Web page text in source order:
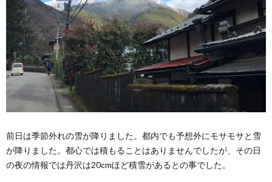
前日は季節外れの雪が降りました。都内でも予想外にモサモサと雪
が降りました。都心では積もることはありませんでしたが、その日
の夜の情報では丹沢は20cmほど積雪があるとの事でした。